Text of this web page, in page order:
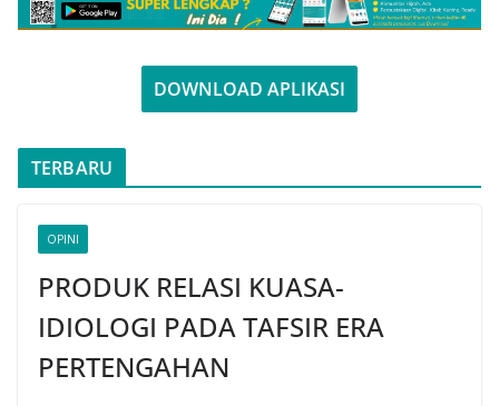
DOWNLOAD APLIKASI
TERBARU
OPINI
PRODUK RELASI KUASA-
IDIOLOGI PADA TAFSIR ERA
PERTENGAHAN